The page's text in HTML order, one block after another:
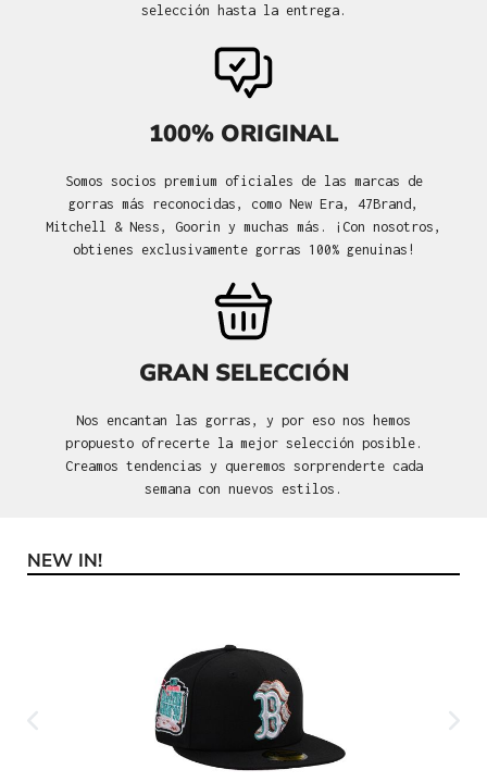
selección hasta la entrega.
100% ORIGINAL
Somos socios premium oficiales de las marcas de
gorras más reconocidas, como New Era, 47Brand,
Mitchell & Ness, Goorin y muchas más. ¡Con nosotros,
obtienes exclusivamente gorras 100% genuinas!
GRAN SELECCIÓN
Nos encantan las gorras, y por eso nos hemos
propuesto ofrecerte la mejor selección posible.
Creamos tendencias y queremos sorprenderte cada
semana con nuevos estilos.
Omitir la galería de productos
NEW IN!